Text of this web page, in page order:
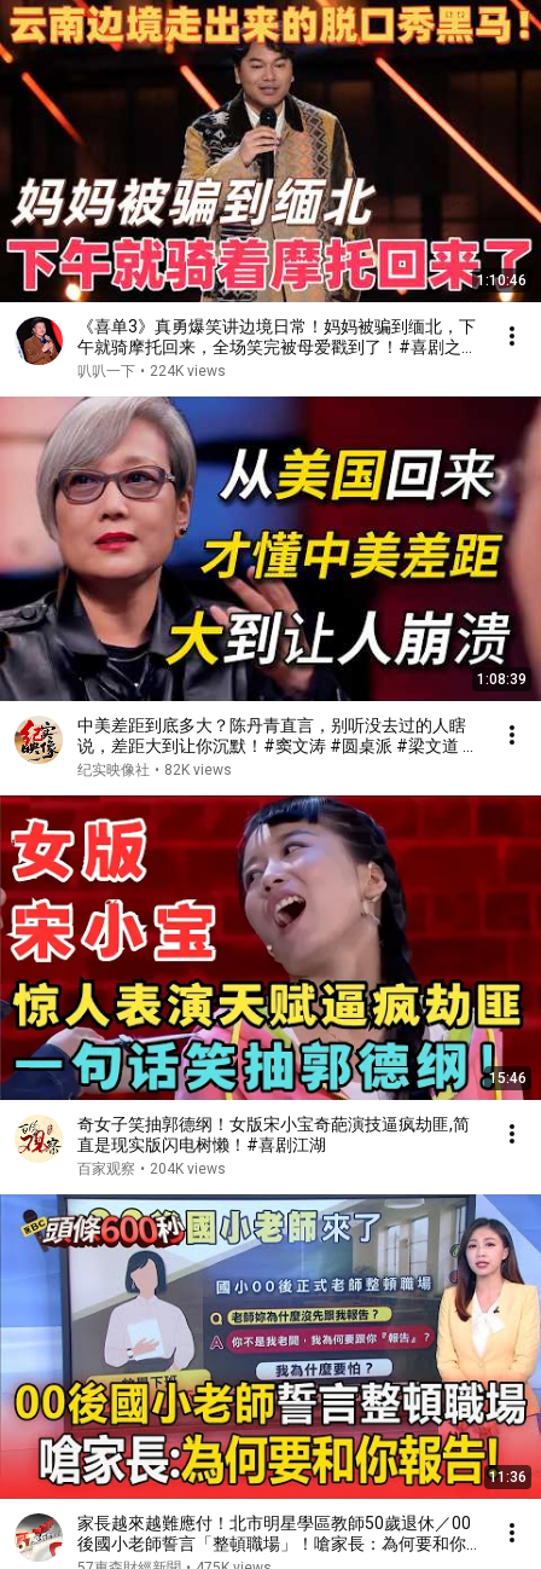
1:10:46
《喜单3》真勇爆笑讲边境日常！妈妈被骗到缅北，下
午就骑摩托回来，全场笑完被母爱戳到了！#喜剧之王
单口季 #脱口秀 #搞笑 #喜剧 #funny #综艺
叭叭一下 • 224K views
1:08:39
中美差距到底多大？陈丹青直言，别听没去过的人瞎
说，差距大到让你沉默！#窦文涛 #圆桌派 #梁文道 #
美国 #经济 #认知#家庭 #婚姻
纪实映像社 • 82K views
15:46
奇女子笑抽郭德纲！女版宋小宝奇葩演技逼疯劫匪,简
直是现实版闪电树懒！#喜剧江湖
百家观察 • 204K views
11:36
家長越來越難應付！北市明星學區教師50歲退休／00
後國小老師誓言「整頓職場」！嗆家長：為何要和你報
告